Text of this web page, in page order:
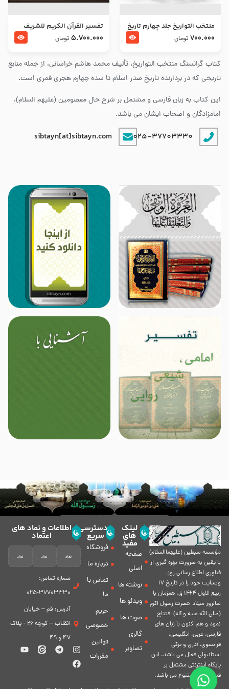
کتاب گرانسنگ منتخب التواريخ، تألیف محمد هاشم خراسانی، از جمله منابع
تاریخی که در بردارنده تاریخ صدر اسلام تا سده چهارم هجری قمری است.
این کتاب به زبان فارسی و مشتمل بر شرح حال معصومین (علیهم السلام)،
امامزادگان و اصحاب ایشان می باشد.
025-37703330
sibtayn[at]sibtayn.com
منتخب التواریخ جلد چهارم تاریخ
امام زین العابدین و امام محمد
700.000 تومان
تفسير القرآن الكريم للشريف
المرتضي قدس سرّه
5.700.000 تومان
مؤسسه سبطين (عليهماالسلام)
با يقين به ضرورت بهره گیرى از
فناورى اطلاع رسانى روز،
وبسایت خود را در تاريخ 17
ربيع الاول 1424 ق. همزمان با
سالروز ميلاد حضرت رسول اكرم
(صلی الله علیه و آله) افتتاح
نمود و هم اكنون با زبان های
فارسی، عربى، انگلیسی،
فرانسوی، آذری و ترکی
استانبولی فعال مى باشد. اين
پايگاه اينترنتى مشتمل بر
قسمت هاى متنوع مى باشد.
لینک
های
مفید
صفحه
اصلی
نوشته ها
ویدئو ها
صوت ها
گالری
تصاویر
دسترسی
سریع
فروشگاه
درباره ما
تماس با
ما
حریم
خصوصی
قوانین
مقررات
اطلاعات و نماد های
اعتماد
شماره تماس:
37703330-025
آدرس: قم – خیابان
انقلاب – کوچه 26 - پلاک
47 و 49